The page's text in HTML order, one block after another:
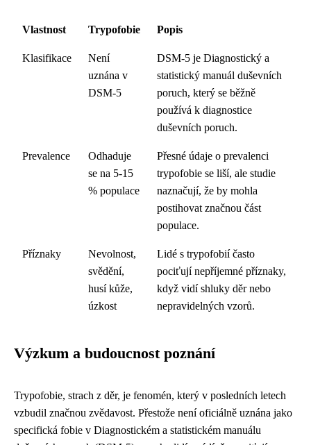
Vlastnost Trypofobie Popis
Klasifikace
Není
uznána v
DSM-5
DSM-5 je Diagnostický a
statistický manuál duševních
poruch, který se běžně
používá k diagnostice
duševních poruch.
Prevalence
Odhaduje
se na 5-15
% populace
Přesné údaje o prevalenci
trypofobie se liší, ale studie
naznačují, že by mohla
postihovat značnou část
populace.
Příznaky
Nevolnost,
svědění,
husí kůže,
úzkost
Lidé s trypofobií často
pociťují nepříjemné příznaky,
když vidí shluky děr nebo
nepravidelných vzorů.
Výzkum a budoucnost poznání
Trypofobie, strach z děr, je fenomén, který v posledních letech
vzbudil značnou zvědavost. Přestože není oficiálně uznána jako
specifická fobie v Diagnostickém a statistickém manuálu